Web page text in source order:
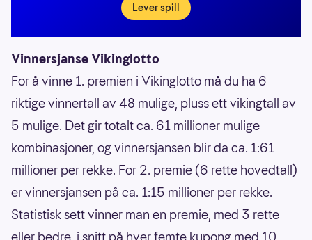
Lever spill
Vinnersjanse Vikinglotto
For å vinne 1. premien i Vikinglotto må du ha 6
riktige vinnertall av 48 mulige, pluss ett vikingtall av
5 mulige. Det gir totalt ca. 61 millioner mulige
kombinasjoner, og vinnersjansen blir da ca. 1:61
millioner per rekke. For 2. premie (6 rette hovedtall)
er vinnersjansen på ca. 1:15 millioner per rekke.
Statistisk sett vinner man en premie, med 3 rette